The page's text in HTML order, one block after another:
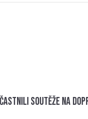
soutěže na